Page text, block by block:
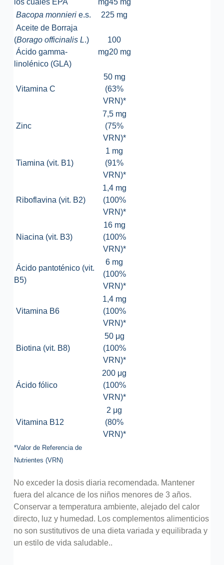
los cuales EPA
mg45 mg
Bacopa monnieri e.s.
225 mg
Aceite de Borraja
(Borago officinalis L.)
Ácido gamma-
linolénico (GLA)
100
mg20 mg
Vitamina C
50 mg
(63%
VRN)*
Zinc
7,5 mg
(75%
VRN)*
Tiamina (vit. B1)
1 mg
(91%
VRN)*
Riboflavina (vit. B2)
1,4 mg
(100%
VRN)*
Niacina (vit. B3)
16 mg
(100%
VRN)*
Ácido pantoténico (vit.
B5)
6 mg
(100%
VRN)*
Vitamina B6
1,4 mg
(100%
VRN)*
Biotina (vit. B8)
50 μg
(100%
VRN)*
Ácido fólico
200 μg
(100%
VRN)*
Vitamina B12
2 μg
(80%
VRN)*
*Valor de Referencia de
Nutrientes (VRN)
No exceder la dosis diaria recomendada. Mantener
fuera del alcance de los niños menores de 3 años.
Conservar a temperatura ambiente, alejado del calor
directo, luz y humedad. Los complementos alimenticios
no son sustitutivos de una dieta variada y equilibrada y
un estilo de vida saludable..